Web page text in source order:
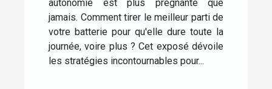
autonomie est plus prégnante que
jamais. Comment tirer le meilleur parti de
votre batterie pour qu'elle dure toute la
journée, voire plus ? Cet exposé dévoile
les stratégies incontournables pour...